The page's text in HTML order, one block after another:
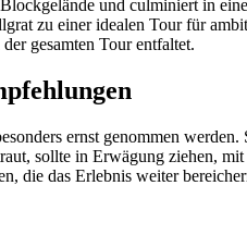
und culminiert in
zu einer idealen Tour für
gesamten Tour entfaltet.
ernst genommen
sollte in Erwägung ziehen, mit
die das Erlebnis weiter